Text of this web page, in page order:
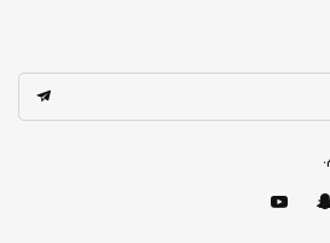
.